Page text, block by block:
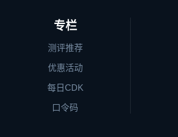
专栏
测评推荐
优惠活动
每日CDK
口令码